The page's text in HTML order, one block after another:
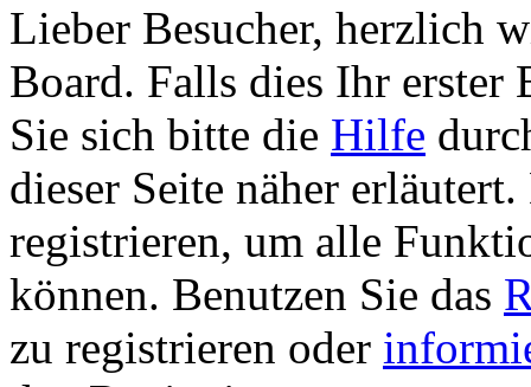
Lieber Besucher, herzlich
Board. Falls dies Ihr erster
Sie sich bitte die Hilfe
dieser Seite näher
registrieren, um alle
können. Benutzen Sie das
zu registrieren oder